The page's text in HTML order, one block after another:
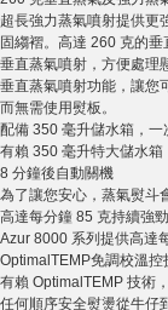
超長強力蒸氣噴射提供更
固縐褶。高達 260 克的垂
垂直蒸氣噴射，方便處理
垂直蒸氣噴射功能，讓您
而無需使用熨板。
配備 350 毫升儲水箱，一
有賴 350 毫升特大儲水箱
8 分鐘後自動關機
為了讓您安心，蒸氣熨斗
高達每分鐘 85 克持續強
Azur 8000 系列提供高達
OptimalTEMP免調校溫
有賴 OptimalTEMP 技術
任何順序安全熨燙從牛仔